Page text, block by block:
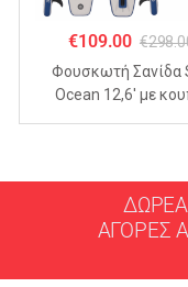
€109.00 €
Φουσκωτή Σανίδα
Ocean 12,6′ με
ΑΓΟΡΕΣ